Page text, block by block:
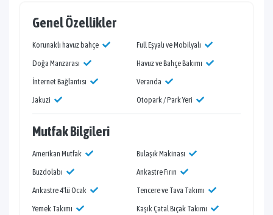
Genel Özellikler
Korunaklı havuz bahçe
Full Eşyalı ve Mobilyalı
Doğa Manzarası
Havuz ve Bahçe Bakımı
İnternet Bağlantısı
Veranda
Jakuzi
Otopark / Park Yeri
Mutfak Bilgileri
Amerikan Mutfak
Bulaşık Makinası
Buzdolabı
Ankastre Fırın
Ankastre 4'lü Ocak
Tencere ve Tava Takımı
Yemek Takımı
Kaşık Çatal Bıçak Takımı